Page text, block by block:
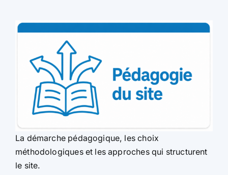
La démarche pédagogique, les choix
méthodologiques et les approches qui structurent
le site.